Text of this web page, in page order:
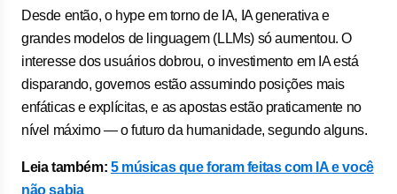
Desde então, o hype em torno de IA, IA generativa e
grandes modelos de linguagem (LLMs) só aumentou. O
interesse dos usuários dobrou, o investimento em IA está
disparando, governos estão assumindo posições mais
enfáticas e explícitas, e as apostas estão praticamente no
nível máximo — o futuro da humanidade, segundo alguns.
Leia também: 5 músicas que foram feitas com IA e você
não sabia